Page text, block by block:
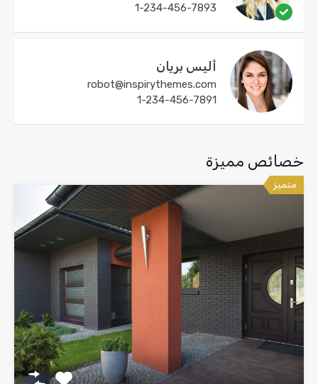
1-234-456-7893
أليس بريان
robot@inspirythemes.com
1-234-456-7891
خصائص مميزة
متميز